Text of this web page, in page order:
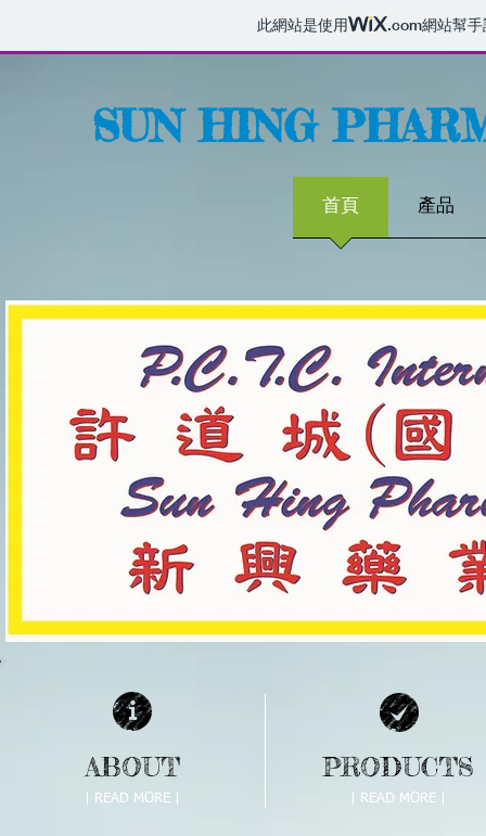
此網站是使用 .com網站幫
SUN HING
首頁 產品
ABOUT
| READ MORE |
PRODUCTS
| READ MORE |